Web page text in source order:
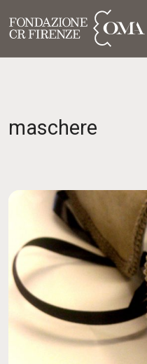
maschere